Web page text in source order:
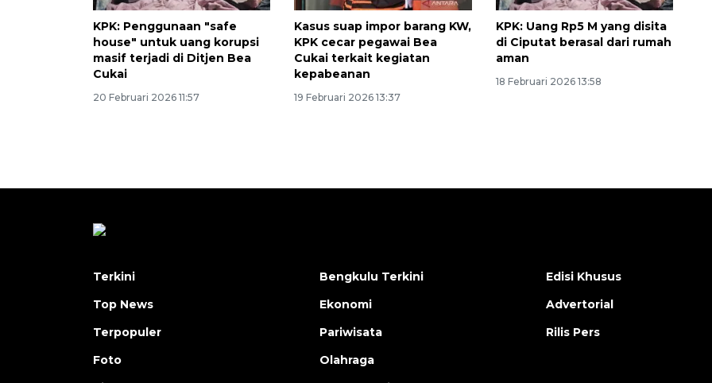
KPK: Penggunaan "safe
house" untuk uang korupsi
masif terjadi di Ditjen Bea
Cukai
20 Februari 2026 11:57
Kasus suap impor barang KW,
KPK cecar pegawai Bea
Cukai terkait kegiatan
kepabeanan
19 Februari 2026 13:37
KPK: Uang Rp5 M yang disita
di Ciputat berasal dari rumah
aman
18 Februari 2026 13:58
Terkini
Top News
Terpopuler
Foto
Bengkulu Terkini
Ekonomi
Pariwisata
Olahraga
Edisi Khusus
Advertorial
Rilis Pers